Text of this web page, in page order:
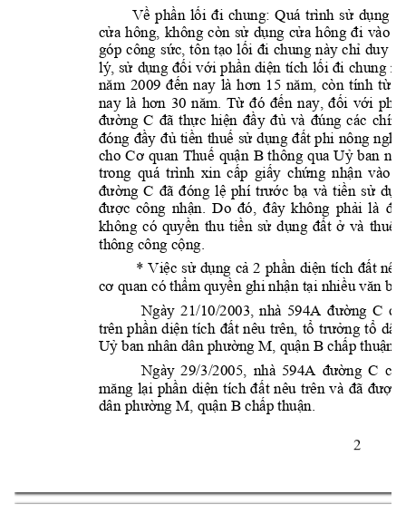
2
Về phần lối đi chung: Quá trình sử dụng
cửa hông, không còn sử dụng cửa hông đi vào
góp công sức, tôn tạo lối đi chung này chỉ duy
lý, sử dụng đối với phần diện tích lối đi chung
năm 2009 đến nay là hơn 15 năm, còn tính từ
nay là hơn 30 năm. Từ đó đến nay, đối với
đường C đã thực hiện đầy đủ và đúng các
đóng đầy đủ tiền thuế sử dụng đất phi nông
cho Cơ quan Thuế quận B thông qua Uỷ ban
trong quá trình xin cấp giấy chứng nhận vào
đường C đã đóng lệ phí trước bạ và tiền sử
được công nhận. Do đó, đây không phải là
không có quyền thu tiền sử dụng đất ở và thuế
thông công cộng.
* Việc sử dụng cả 2 phần diện tích đất nêu
cơ quan có thẩm quyền ghi nhận tại nhiều văn
Ngày 21/10/2003, nhà 594A đường C có
trên phần diện tích đất nêu trên, tổ trưởng tổ
Uỷ ban nhân dân phường M, quận B chấp thuận.
Ngày 29/3/2005, nhà 594A đường C có
măng lại phần diện tích đất nêu trên và đã đượ
dân phường M, quận B chấp thuận.